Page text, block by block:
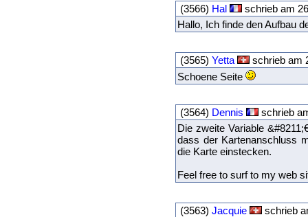
(3566) Hal
schrieb am
Hallo, Ich finde den Aufbau
(3565) Yetta
schrieb am
Schoene Seite
(3564) Dennis
schrieb
Die zweite Variable
dass der Kartenanschluss
die Karte einstecken.
Feel free to surf to my web
(3563) Jacquie
schrieb